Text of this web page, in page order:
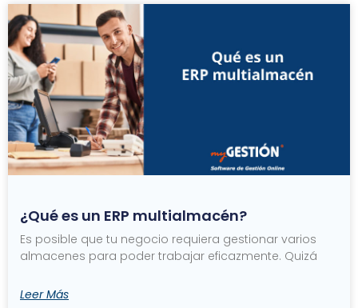
¿Qué es un ERP multialmacén?
Es posible que tu negocio requiera gestionar varios
almacenes para poder trabajar eficazmente. Quizá
Leer Más